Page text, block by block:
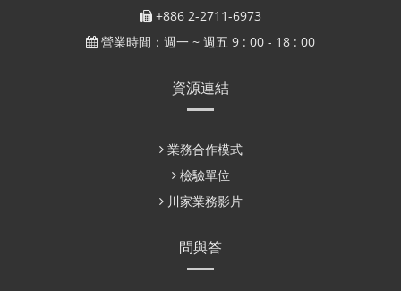
+886 2-2711-6973
營業時間：週一 ~ 週五 9 : 00 - 18 : 00
資源連結
業務合作模式
檢驗單位
川家業務影片
問與答